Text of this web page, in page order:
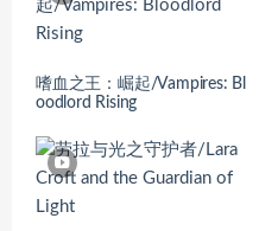
嗜血之王：崛起/Vampires: Bl
oodlord Rising